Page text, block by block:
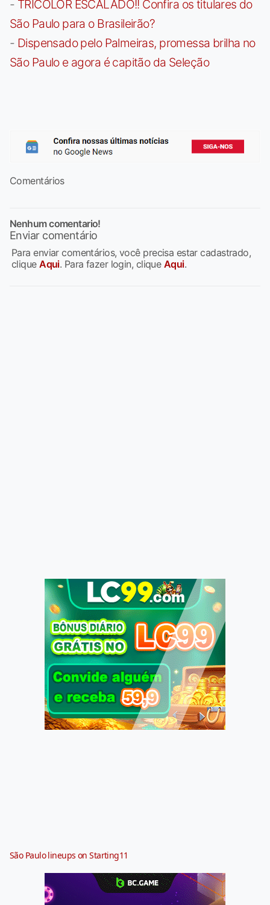
- TRICOLOR ESCALADO!! Confira os titulares do
São Paulo para o Brasileirão?
- Dispensado pelo Palmeiras, promessa brilha no
São Paulo e agora é capitão da Seleção
Comentários
Nenhum comentario!
Enviar comentário
Para enviar comentários, você precisa estar cadastrado,
cliqueAqui. Para fazer login, clique Aqui.
São Paulo lineups on Starting11